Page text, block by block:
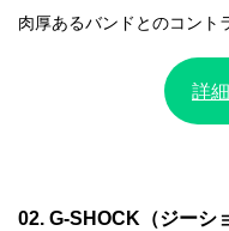
肉厚あるバンドとのコント
詳
02. G-SHOCK（ジーシ